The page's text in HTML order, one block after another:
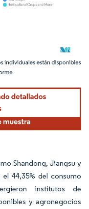
según CC BY 4.0.
Shandong, Jiangsu y
44,35% del consumo
institutos de
y agronegocios